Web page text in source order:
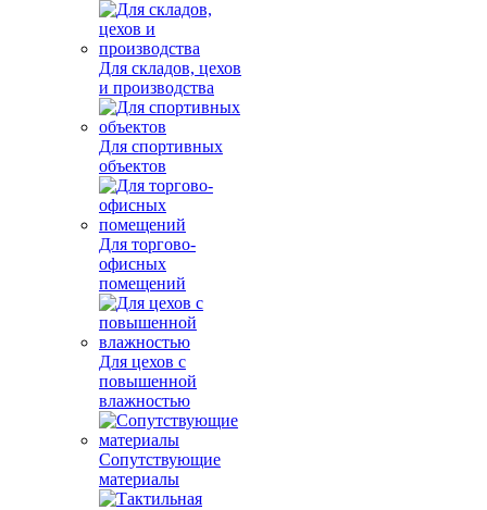
Для складов, цехов
и производства
Для спортивных
объектов
Для торгово-
офисных
помещений
Для цехов с
повышенной
влажностью
Сопутствующие
материалы